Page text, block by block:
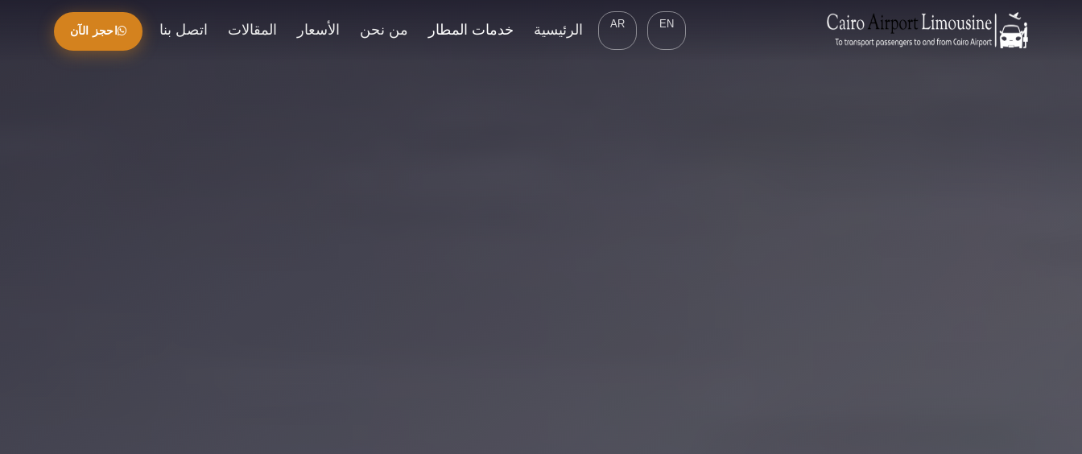
EN
AR الرئيسية خدمات المطار من نحن الأسعار المقالات اتصل بنا احجز الآن